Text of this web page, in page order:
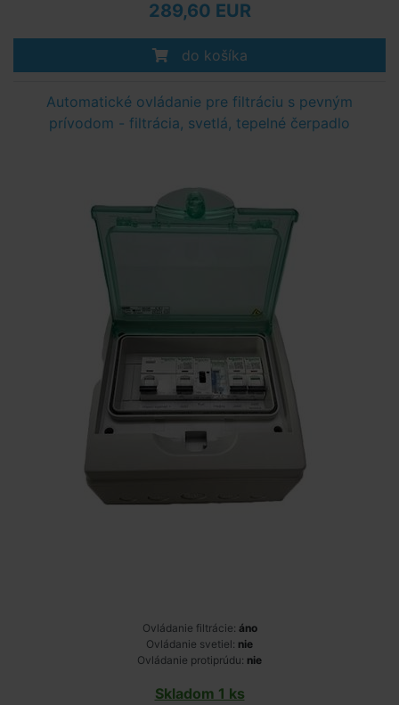
289,60 EUR
do košíka
Automatické ovládanie pre filtráciu s pevným
prívodom - filtrácia, svetlá, tepelné čerpadlo
Ovládanie filtrácie: áno
Ovládanie svetiel: nie
Ovládanie protiprúdu: nie
Skladom 1 ks